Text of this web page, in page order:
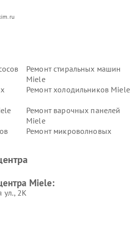
Ремонт стиральных машин
Miele
Ремонт холодильников Miele
Ремонт варочных панелей
Miele
Ремонт микроволновых
пылесосов Miele
Miele:
ул., 2К